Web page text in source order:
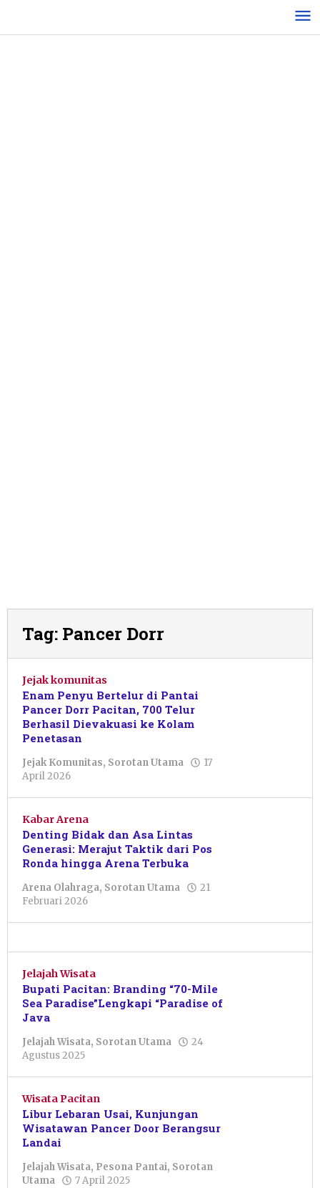
konten
Tag: Pancer Dorr
Jejak komunitas
Enam Penyu Bertelur di Pantai
Pancer Dorr Pacitan, 700 Telur
Berhasil Dievakuasi ke Kolam
Penetasan
Jejak Komunitas, Sorotan Utama
17
April 2026
Tondo
Kabar Arena
Denting Bidak dan Asa Lintas
Generasi: Merajut Taktik dari Pos
Ronda hingga Arena Terbuka
Arena Olahraga, Sorotan Utama
21
Februari 2026
Halimah
Jelajah Wisata
Bupati Pacitan: Branding “70-Mile
Sea Paradise”Lengkapi “Paradise of
Java
Jelajah Wisata, Sorotan Utama
24
Agustus 2025
Shalahuddin
Wisata Pacitan
Libur Lebaran Usai, Kunjungan
Wisatawan Pancer Door Berangsur
Landai
Jelajah Wisata, Pesona Pantai, Sorotan
Utama
7 April 2025